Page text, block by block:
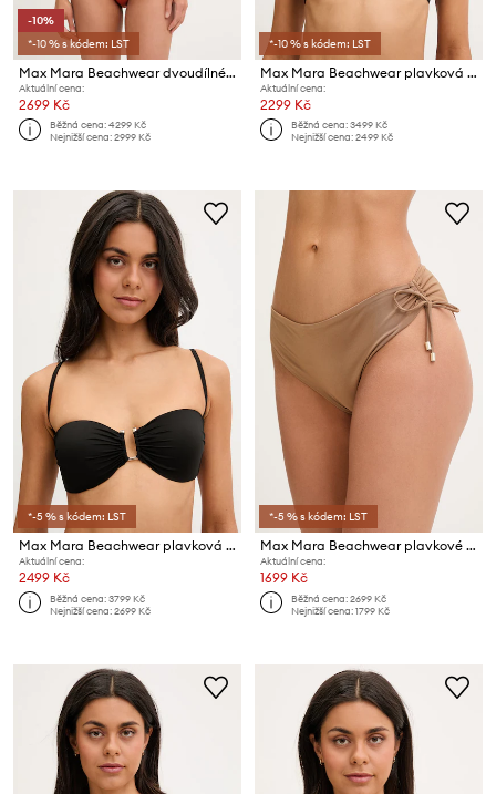
-10%
*-10 % s kódem: LST
Max Mara Beachwear dvoudílné plavky dámské BABY
Aktuální cena:
2699 Kč
Běžná cena:4299 Kč
Nejnižší cena:2999 Kč
*-10 % s kódem: LST
Max Mara Beachwear plavková podprsenka dámská ALOA
Aktuální cena:
2299 Kč
Běžná cena:3499 Kč
Nejnižší cena:2499 Kč
*-5 % s kódem: LST
Max Mara Beachwear plavková podprsenka dámská AMELIA
Aktuální cena:
2499 Kč
Běžná cena:3799 Kč
Nejnižší cena:2699 Kč
*-5 % s kódem: LST
Max Mara Beachwear plavkové kalhotky dámské SAMANTA
Aktuální cena:
1699 Kč
Běžná cena:2699 Kč
Nejnižší cena:1799 Kč